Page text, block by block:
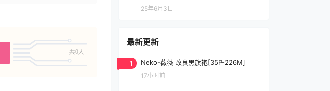
共0人
25年6月3日
最新更新
1 Neko-薇薇 改良黑旗袍[35P-226M]
17小时前